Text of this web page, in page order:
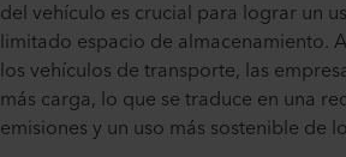
del vehículo es crucial para lograr un
limitado espacio de almacenamiento.
los vehículos de transporte, las
más carga, lo que se traduce en una
emisiones y un uso más sostenible de